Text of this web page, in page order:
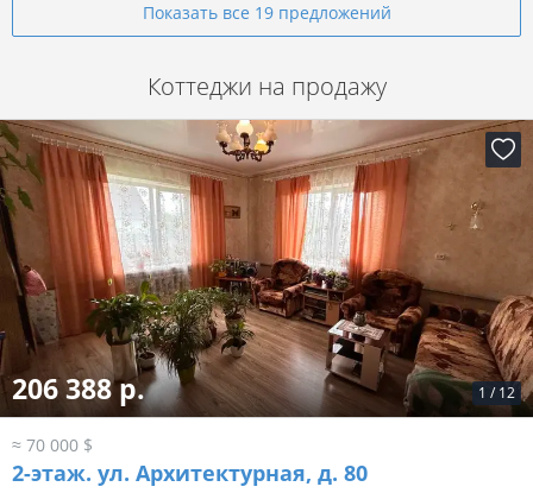
Показать все 19 предложений
Коттеджи на продажу
1 / 12
206 388 р.
≈ 70 000 $
2-этаж. ул. Архитектурная, д. 80